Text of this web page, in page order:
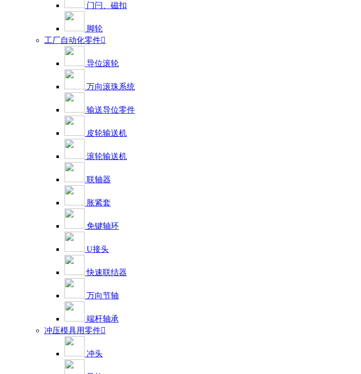
门闩、磁扣
脚轮
工厂自动化零件
导位滚轮
万向滚珠系统
输送导位零件
皮轮输送机
滚轮输送机
联轴器
胀紧套
免键轴环
U接头
快速联结器
万向节轴
端杆轴承
冲压模具用零件
冲头